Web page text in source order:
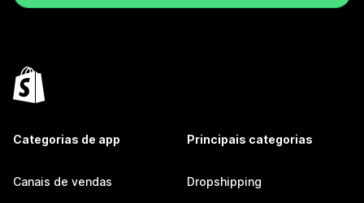
Categorias de app
Canais de vendas
Principais categorias
Dropshipping